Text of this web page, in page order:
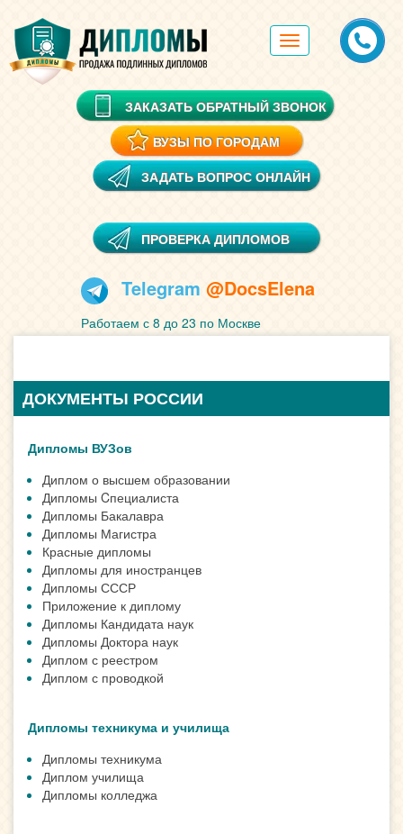
Toggle
navigation
ЗАКАЗАТЬ ОБРАТНЫЙ ЗВОНОК
ВУЗЫ ПО ГОРОДАМ
ЗАДАТЬ ВОПРОС ОНЛАЙН
ПРОВЕРКА ДИПЛОМОВ
Telegram @DocsElena
Работаем с 8 до 23 по Москве
ДОКУМЕНТЫ РОССИИ
Дипломы ВУЗов
Диплом о высшем образовании
Дипломы Cпециалиста
Дипломы Бакалавра
Дипломы Магистра
Красные дипломы
Дипломы для иностранцев
Дипломы СССР
Приложение к диплому
Дипломы Кандидата наук
Дипломы Доктора наук
Диплом с реестром
Диплом с проводкой
Дипломы техникума и училища
Дипломы техникума
Диплом училища
Дипломы колледжа